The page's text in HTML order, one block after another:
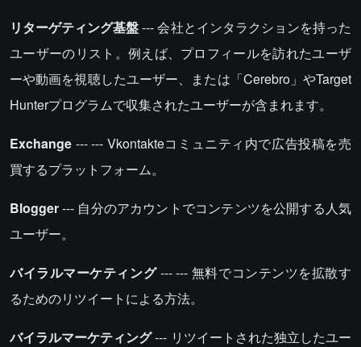
リターゲティング基盤--- 会社とインタラクションを持った
ユーザーのリスト。例えば、プロフィールを訪れたユーザ
ーや動画を視聴したユーザー、または「Cerebro」やTarget
Hunterプログラムで収集されたユーザーが含まれます。
Exchange --- --- Vkontakteコミュニティ内で広告投稿を売
買するプラットフォーム。
Blogger--- 自分のアカウントでコンテンツを公開する人気
ユーザー。
バイラルマーケティング--- --- 無料でコンテンツを拡散す
るためのリツイートによる方法。
バイラルマーケティング--- リツイートされた独立したユー